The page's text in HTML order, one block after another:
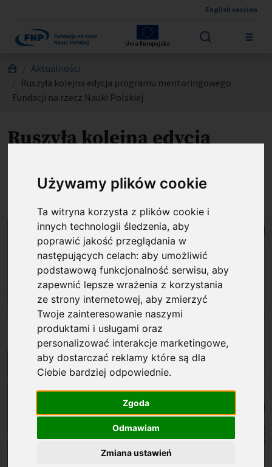
Używamy plików cookie
Ta witryna korzysta z plików cookie i
innych technologii śledzenia, aby
poprawić jakość przeglądania w
następujących celach:aby umożliwić
podstawową funkcjonalność serwisu,aby
zapewnić lepsze wrażenia z korzystania
ze strony internetowej,aby zmierzyć
Twoje zainteresowanie naszymi
produktami i usługami oraz
personalizować interakcje marketingowe,
aby dostarczać reklamy które są dla
Ciebie bardziej odpowiednie.
Zgoda
Odmawiam
Zmiana ustawień
English version
Unia Europejska
Jesteś tutaj:
Aktualności
Ruszyła kolejna edycja programu mentoringowego
Fundacji na rzecz Nauki Polskiej
Ruszyła kolejna edycja
Fundacji na rzecz Nauki
Polskiej